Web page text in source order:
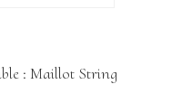
: Maillot String